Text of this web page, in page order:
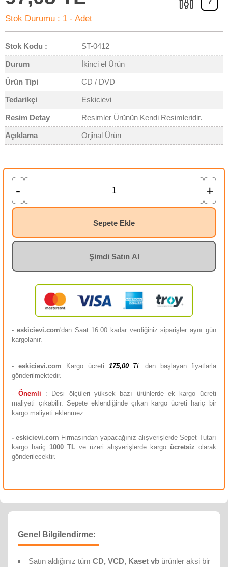
Stok Durumu : 1 - Adet
Stok Kodu : ST-0412
Durum İkinci el Ürün
Ürün Tipi CD / DVD
Tedarikçi Eskicievi
Resim Detay Resimler Ürünün Kendi Resimleridir.
Açıklama Orjinal Ürün
- +
Sepete Ekle
Şimdi Satın Al
- eskicievi.com'dan Saat 16:00 kadar verdiğiniz siparişler aynı gün
kargolanır.
-eskicievi.com Kargo ücreti 175,00 TL den başlayan fiyatlarla
gönderilmektedir.
- Önemli
: Desi ölçüleri yüksek bazı ürünlerde ek kargo ücreti
maliyeti çıkabilir. Sepete eklendiğinde çıkan kargo ücreti hariç bir
kargo maliyeti eklenmez.
-eskicievi.com Firmasından yapacağınız alışverişlerde Sepet Tutarı
kargo hariç1000 TL ve üzeri alışverişlerde kargo ücretsiz olarak
gönderilecektir.
Genel Bilgilendirme:
Satın aldığınız tüm CD, VCD, Kaset vb ürünler aksi bir